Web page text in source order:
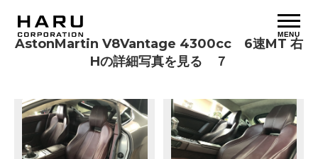
MENU
AstonMartin V8Vantage 4300cc 6速MT 右
Hの詳細写真を見る ７